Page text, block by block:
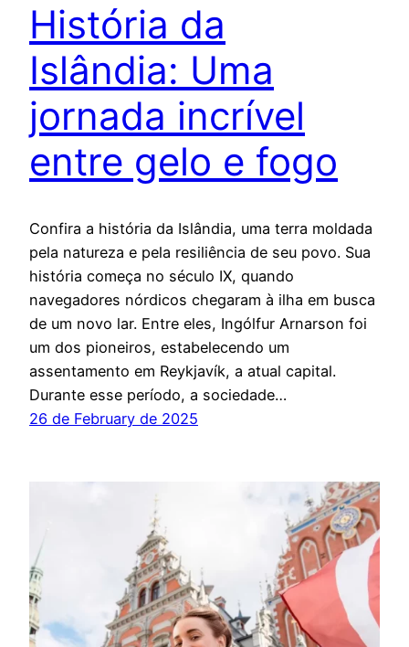
História da
Islândia: Uma
jornada incrível
entre gelo e fogo
Confira a história da Islândia, uma terra moldada
pela natureza e pela resiliência de seu povo. Sua
história começa no século IX, quando
navegadores nórdicos chegaram à ilha em busca
de um novo lar. Entre eles, Ingólfur Arnarson foi
um dos pioneiros, estabelecendo um
assentamento em Reykjavík, a atual capital.
Durante esse período, a sociedade…
26 de February de 2025